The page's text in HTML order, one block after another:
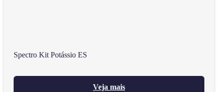
Spectro Kit Potássio ES
Veja mais